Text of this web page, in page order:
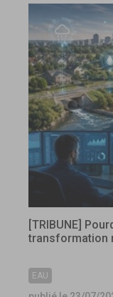
[TRIBUNE]
transformation
EAU